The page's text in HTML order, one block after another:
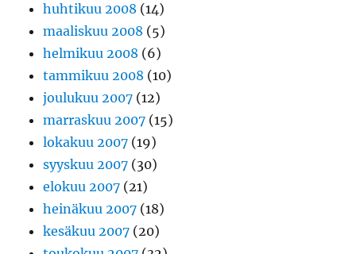
huhtikuu 2008 (14)
maaliskuu 2008 (5)
helmikuu 2008 (6)
tammikuu 2008 (10)
joulukuu 2007 (12)
marraskuu 2007 (15)
lokakuu 2007 (19)
syyskuu 2007 (30)
elokuu 2007 (21)
heinäkuu 2007 (18)
kesäkuu 2007 (20)